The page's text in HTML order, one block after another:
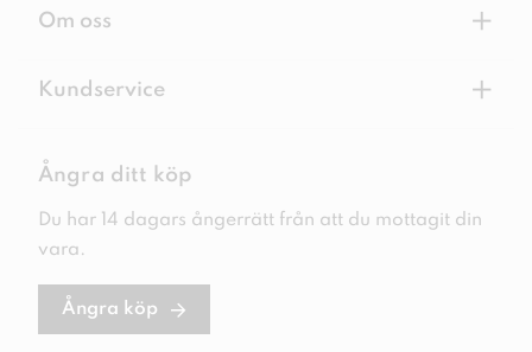
Om oss +
Kundservice +
Ångra ditt köp
Du har 14 dagars ångerrätt från att du mottagit din
vara.
Ångra köp